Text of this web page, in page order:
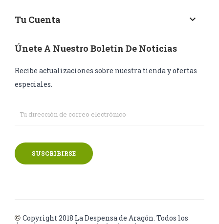
Tu Cuenta keyboard_arrow_down
Únete A Nuestro Boletín De Noticias
Recibe actualizaciones sobre nuestra tienda y ofertas
especiales.
SUSCRIBIRSE
© Copyright 2018 La Despensa de Aragón. Todos los